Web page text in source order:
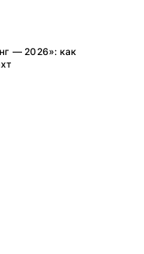
— 2026»: как